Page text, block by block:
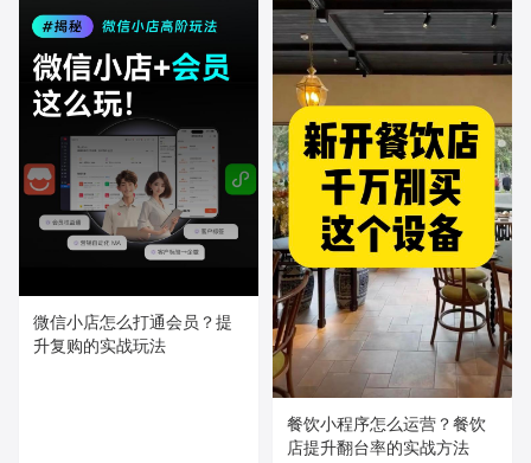
微信小店怎么打通会员？提
升复购的实战玩法
餐饮小程序怎么运营？餐饮
店提升翻台率的实战方法